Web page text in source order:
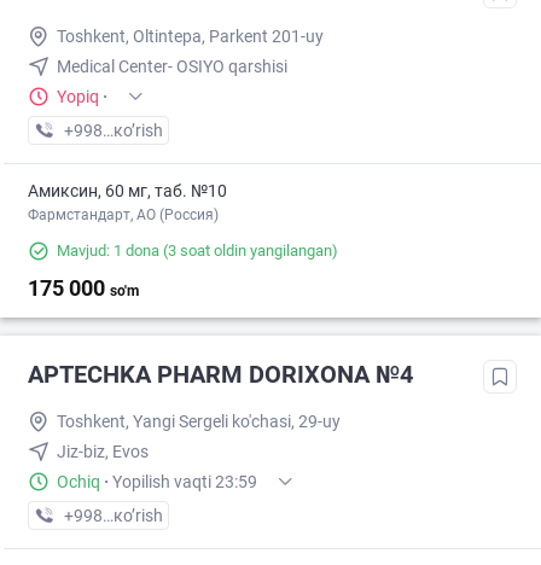
Toshkent, Oltintepa, Parkent 201-uy
Medical Center- OSIYO qarshisi
Yopiq ·
+998 (50) XXX-XX-XX
кo’rish
Амиксин, 60 мг, таб. №10
Фармстандарт, АО (Россия)
Mavjud: 1 dona (3 soat oldin yangilangan)
175 000 so'm
APTECHKA PHARM DORIXONA №4
Toshkent, Yangi Sergeli ko'chasi, 29-uy
Jiz-biz, Evos
Ochiq · Yopilish vaqti 23:59
+998 (77) XXX-XX-XX
кo’rish